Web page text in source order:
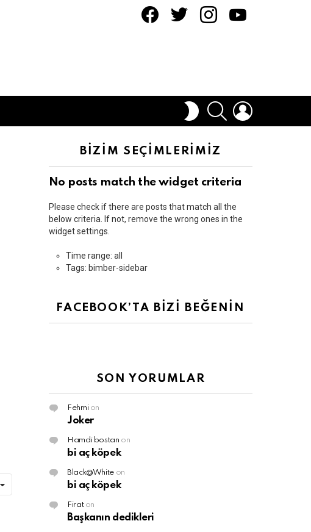
DIŞ
GÖRÜNÜMÜ
ARAMA
AÇ
BİZİM SEÇİMLERİMİZ
No posts match the widget criteria
Please check if there are posts that match all the
below criteria. If not, remove the wrong ones in the
widget settings.
Time range: all
Tags: bimber-sidebar
FACEBOOK’TA BİZİ BEĞENİN
SON YORUMLAR
Fehmion
Joker
Hamdi bostan on
bi aç köpek
Black@White on
bi aç köpek
Firaton
Başkanın dedikleri